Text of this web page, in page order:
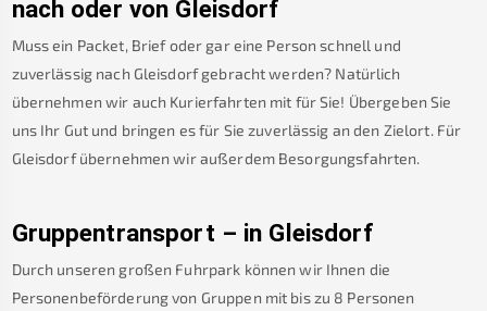
nach oder von Gleisdorf
Muss ein Packet, Brief oder gar eine Person schnell und
zuverlässig nach Gleisdorf gebracht werden? Natürlich
übernehmen wir auch Kurierfahrten mit für Sie! Übergeben Sie
uns Ihr Gut und bringen es für Sie zuverlässig an den Zielort. Für
Gleisdorf übernehmen wir außerdem Besorgungsfahrten.
Gruppentransport – in Gleisdorf
Durch unseren großen Fuhrpark können wir Ihnen die
Personenbeförderung von Gruppen mit bis zu 8 Personen